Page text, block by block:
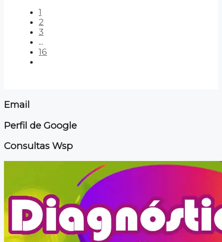
1
2
3
...
16
Email
Perfil de Google
Consultas Wsp